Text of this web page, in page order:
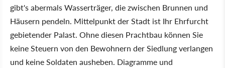
gibt's abermals Wasserträger, die zwischen Brunnen und
Häusern pendeln. Mittelpunkt der Stadt ist Ihr Ehrfurcht
gebietender Palast. Ohne diesen Prachtbau können Sie
keine Steuern von den Bewohnern der Siedlung verlangen
und keine Soldaten ausheben. Diagramme und